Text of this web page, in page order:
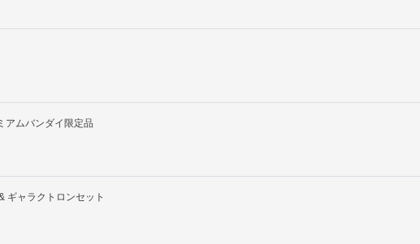
アムバンダイ限定品
ギャラクトロンセット